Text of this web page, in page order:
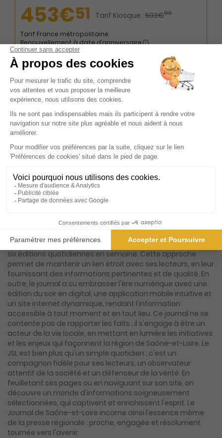
453€51 Tarif Kiosque : 503€90
Tarif France métropolitaine
Renouvellement à date d’anniversaire
Présentation du magazine Le Journal de
Saône et Loire, Ed. d'Autun Le Creusot
Le Journal de Saône-et-Loire, souvent abrégé en JSL, est un
pilier incontournable de la presse régionale française, avec
une histoire riche qui remonte à sa première parution le 2
juillet 1826 à Mâcon. Fondé avec l'appui d'Alphonse de
le journal s'est donné pour mission d'être un vecteur
d'utilité publique, en satisfaisant à la fois le goût et la
curiosité de ses lecteurs. Aujourd'hui, le JSL continue de
remplir cette mission avec une détermination renouvelée,
attentes changeantes de son public. Le JSL se distingue
l'actualité locale, nationale et internationale à travers ses
six éditions quotidiennes en semaine. Cette approche
permet de maintenir un lien étroit avec ses lecteurs, en leur
fournissant des informations pertinentes et de qualité. En
outre, le journal a su embrasser l'ère numérique avec une
édition du soir en digital, une application mobile intuitive et
un site internet dynamique, rendant l'information
accessible à tout moment et en tout lieu. Ce journal ne se
contente pas de rapporter les faits ; il s'engage à être un
acteur de la vie locale, en mettant en lumière les initiatives
et les enjeux qui façonnent la région de Saône-et-Loire. Le
JSL est bien plus qu'un simple quotidien ; c'est un
compagnon fidèle pour ses lecteurs, un observateur
attentif de la société et un défenseur de la vérité. En
feuilletant ses pages ou en naviguant sur son site, on
découvre un monde d'informations soigneusement
sélectionnées, qui captivent et enrichissent l'esprit. Le
Journal de Saône-et-Loire incarne ainsi l'essence même
de la presse régionale : proche, engagée et résolument
tournée vers l'avenir.